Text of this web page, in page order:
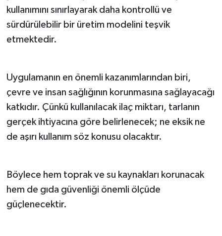
kullanımını sınırlayarak daha kontrollü ve
sürdürülebilir bir üretim modelini teşvik
etmektedir.
Uygulamanın en önemli kazanımlarından biri,
çevre ve insan sağlığının korunmasına sağlayacağı
katkıdır. Çünkü kullanılacak ilaç miktarı, tarlanın
gerçek ihtiyacına göre belirlenecek; ne eksik ne
de aşırı kullanım söz konusu olacaktır.
Böylece hem toprak ve su kaynakları korunacak
hem de gıda güvenliği önemli ölçüde
güçlenecektir.